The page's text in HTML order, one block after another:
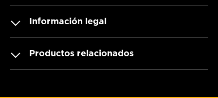
Información legal
Productos relacionados